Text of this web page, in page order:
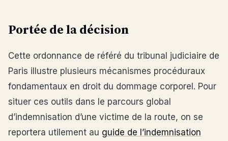
Portée de la décision
Cette ordonnance de référé du tribunal judiciaire de
Paris illustre plusieurs mécanismes procéduraux
fondamentaux en droit du dommage corporel. Pour
situer ces outils dans le parcours global
d’indemnisation d’une victime de la route, on se
reportera utilement au guide de l’indemnisation